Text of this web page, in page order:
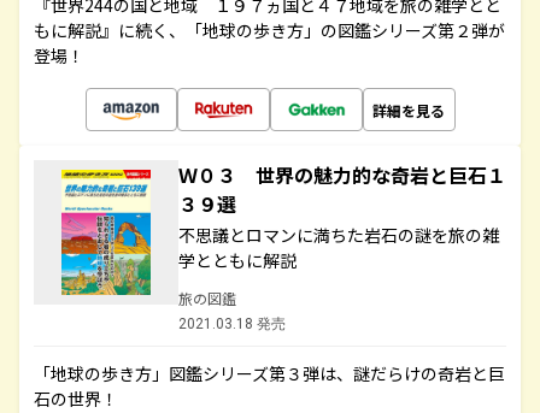
『世界244の国と地域 １９７ヵ国と４７地域を旅の雑学とと
もに解説』に続く、「地球の歩き方」の図鑑シリーズ第２弾が
登場！
詳細を見る
Ｗ０３ 世界の魅力的な奇岩と巨石１
３９選
不思議とロマンに満ちた岩石の謎を旅の雑
学とともに解説
旅の図鑑
2021.03.18 発売
「地球の歩き方」図鑑シリーズ第３弾は、謎だらけの奇岩と巨
石の世界！